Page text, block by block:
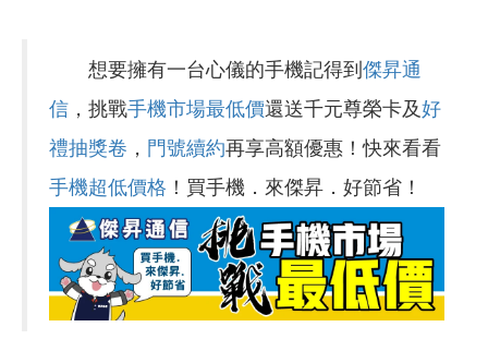
想要擁有一台心儀的手機記得到 傑昇通
信 ，挑戰手機市場最低價還送千元尊榮卡及好
禮抽獎卷 ， 門號續約再享高額優惠！快來看看
手機超低價格 ！買手機．來傑昇．好節省！